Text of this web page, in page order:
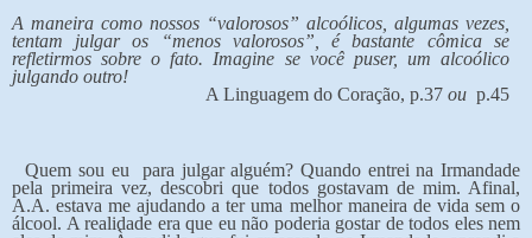
A maneira como nossos “valorosos” alcoólicos, algumas vezes,
tentam julgar os “menos valorosos”, é bastante cômica se
refletirmos sobre o fato. Imagine se você puser, um alcoólico
julgando outro!
A Linguagem do Coração, p.37 oup.45
Quem sou eu para julgar alguém? Quando entrei na Irmandade
pela primeira vez, descobri que todos gostavam de mim. Afinal,
A.A. estava me ajudando a ter uma melhor maneira de vida sem o
álcool. A realidade era que eu não poderia gostar de todos eles nem